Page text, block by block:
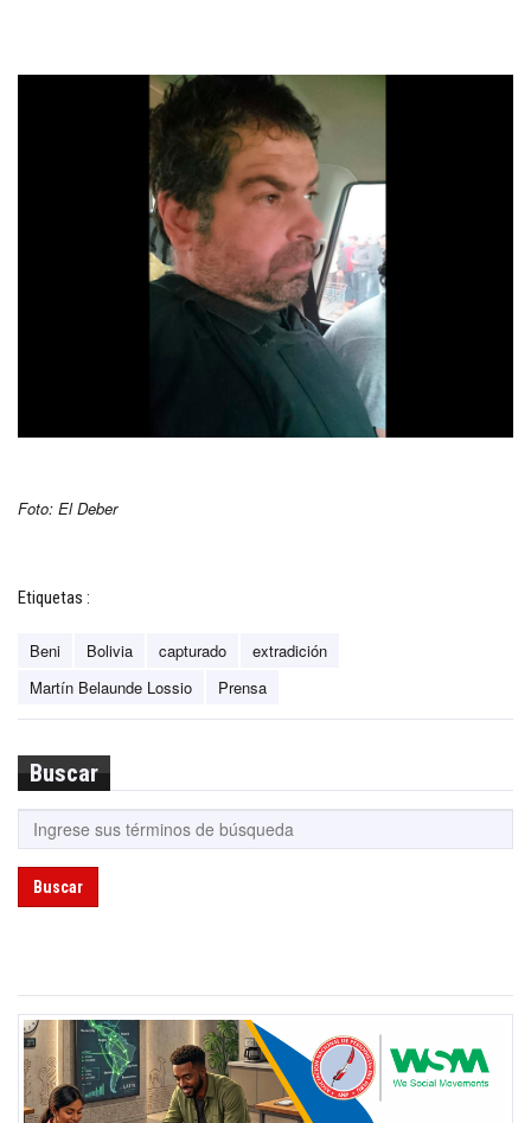
Foto: El Deber
Etiquetas :
Beni Bolivia capturado
extradición
Martín Belaunde Lossio
Prensa
Buscar
Buscar